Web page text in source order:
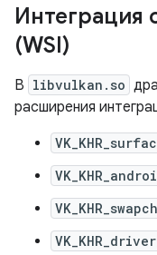
Интеграция
(WSI)
В libvulkan.so
расширения